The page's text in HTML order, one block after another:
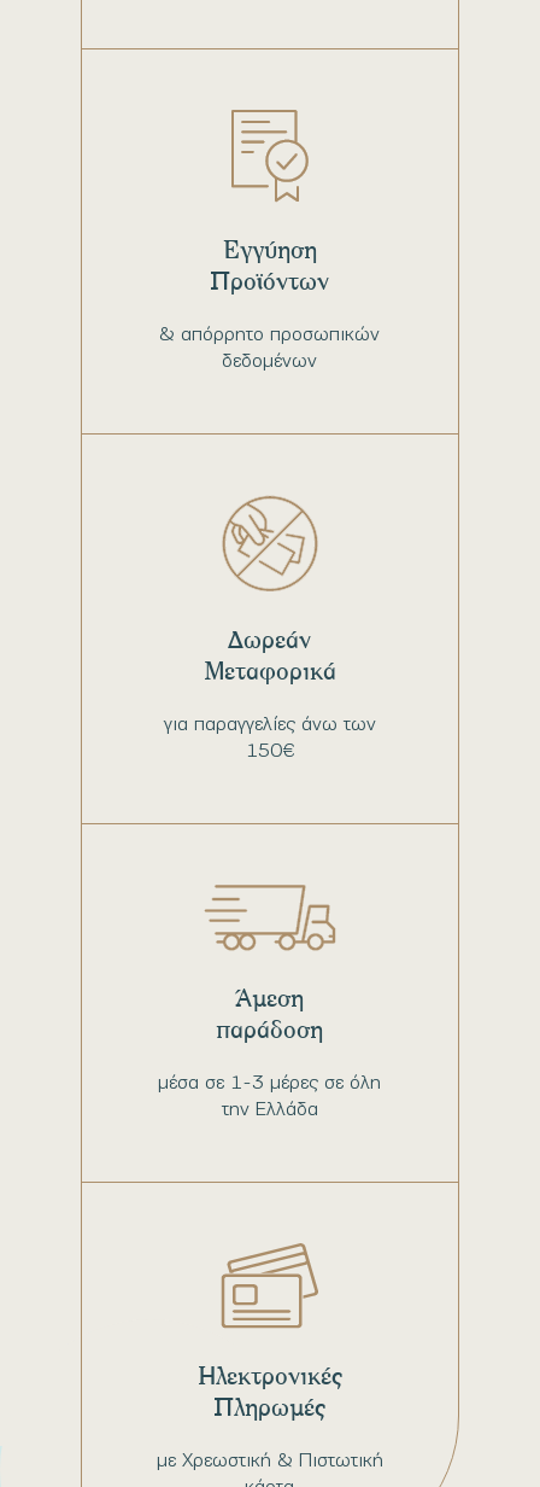
& απόρρητο προσωπικών
δεδομένων
Εγγύηση
Προϊόντων
για παραγγελίες άνω των
150€
Δωρεάν
Μεταφορικά
μέσα σε 1-3 μέρες σε όλη
την Ελλάδα
Άμεση
παράδοση
με Χρεωστική & Πιστωτική
Ηλεκτρονικές
Πληρωμές